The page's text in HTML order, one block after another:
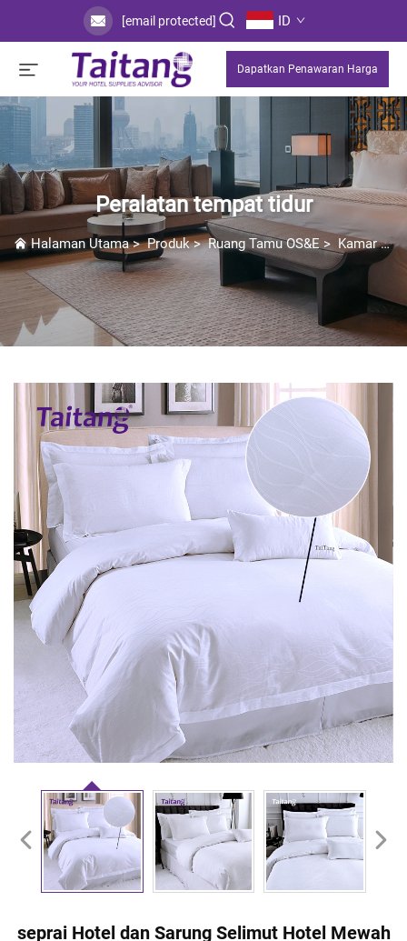
[email protected] ID
Dapatkan Penawaran Harga
Peralatan tempat tidur
Halaman Utama>Produk>Ruang Tamu OS&E > Kamar Tidur
seprai Hotel dan Sarung Selimut Hotel Mewah